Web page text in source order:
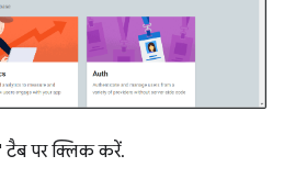
टैब पर क्लिक करें.